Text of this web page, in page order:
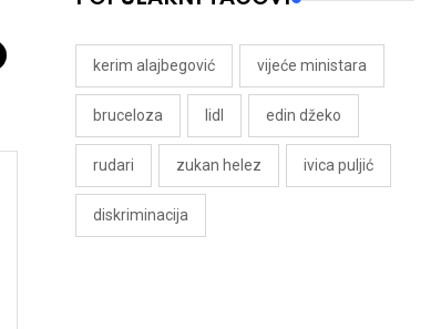
kerim alajbegović vijeće ministara
bruceloza lidl edin džeko
rudari zukan helez ivica puljić
diskriminacija